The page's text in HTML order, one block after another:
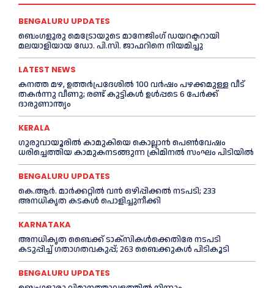
BENGALURU UPDATES
ബെംഗളൂരു മെട്രോയുടെ മാനേജിംഗ് ഡയറക്ടറായി
മലയാളിയായ ഡോ. പി.സി. ജാഫറിനെ നിയമിച്ചു
LATEST NEWS
കനത്ത മഴ, ഉത്തര്‍പ്രദേശില്‍ 100 വർഷം പഴക്കമുള്ള വീട്
തകർന്നു വീണു; രണ്ട് കുട്ടികള്‍ ഉള്‍പ്പടെ 6 പേര്‍ക്ക്
ദാരുണാന്ത്യം
KERALA
ഗുരുവായൂരില്‍ കാമുകിയെ കൊല്ലാൻ പെണ്‍വേഷം
ധരിച്ചെത്തിയ കാമുകനടങ്ങുന്ന ക്രിമിനൽ സംഘം പിടിയില്‍
BENGALURU UPDATES
കെ.ആർ. മാർക്കറ്റിൽ വൻ ഒഴിപ്പിക്കൽ നടപടി; 233
അനധികൃത കടകൾ പൊളിച്ചുനീക്കി
KARNATAKA
അനധികൃത ബൈക്ക് ടാക്‌സികൾക്കെതിരേ നടപടി
കടുപ്പിച്ച് ഗതാഗതവകുപ്പ്; 263 ബൈക്കുകള്‍ പിടികൂടി
BENGALURU UPDATES